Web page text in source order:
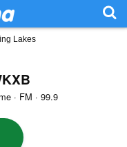
Lakes
· FM · 99.9